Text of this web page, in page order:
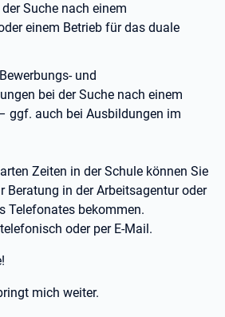
Suche nach einem
einem Betrieb für das duale
und
bei der Suche nach einem
ggf. auch bei Ausbildungen im
Zeiten in der Schule können Sie
Beratung in der Arbeitsagentur oder
Telefonates bekommen.
oder per E-Mail.
mich weiter.